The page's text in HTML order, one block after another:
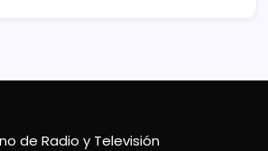
de Radio y Televisión